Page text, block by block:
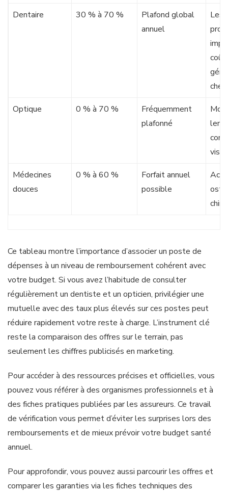
Dentaire 30 % à 70 %
Plafond global
annuel
Les
cher
Optique 0 % à 70 %
Fréquemment
plafonné
Médecines
douces
0 % à 60 %
Forfait annuel
possible
Ce tableau montre l’importance d’associer un poste de
dépenses à un niveau de remboursement cohérent avec
votre budget. Si vous avez l’habitude de consulter
régulièrement un dentiste et un opticien, privilégier une
mutuelle avec des taux plus élevés sur ces postes peut
réduire rapidement votre reste à charge. L’instrument clé
reste la comparaison des offres sur le terrain, pas
seulement les chiffres publicisés en marketing.
Pour accéder à des ressources précises et officielles, vous
pouvez vous référer à des organismes professionnels et à
des fiches pratiques publiées par les assureurs. Ce travail
de vérification vous permet d’éviter les surprises lors des
remboursements et de mieux prévoir votre budget santé
annuel.
Pour approfondir, vous pouvez aussi parcourir les offres et
comparer les garanties via les fiches techniques des